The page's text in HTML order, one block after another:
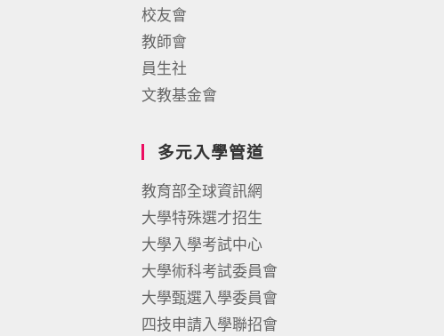
校友會
教師會
員生社
文教基金會
多元入學管道
教育部全球資訊網
大學特殊選才招生
大學入學考試中心
大學術科考試委員會
大學甄選入學委員會
四技申請入學聯招會